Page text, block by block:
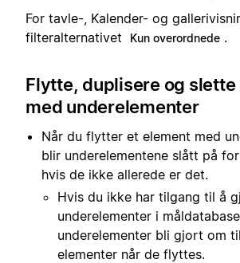
For tavle-, Kalender- og
filteralternativet
Kun overordnede .
Flytte, duplisere og
med underelementer
Når du flytter et element med
blir underelementene slått på
hvis de ikke allerede er det.
Hvis du ikke har tilgang til å
underelementer i
underelementer bli gjort om
elementer når de flyttes.